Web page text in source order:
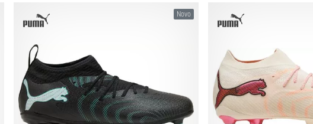
40 40½ 41 42 42½ 43 44 44½ 45 46 46½ Novo